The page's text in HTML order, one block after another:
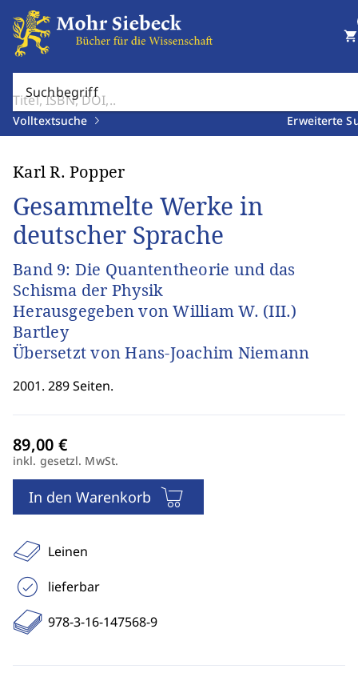
Suchbegriff
Volltextsuche Erweiterte
shopping_cart
Karl R. Popper
Gesammelte Werke in
deutscher Sprache
Band 9: Die Quantentheorie und das
Schisma der Physik
Herausgegeben von William W. (III.)
Bartley
Übersetzt von Hans-Joachim Niemann
2001. 289 Seiten.
inkl. gesetzl. MwSt.
In den Warenkorb
Leinen
lieferbar
978-3-16-147568-9